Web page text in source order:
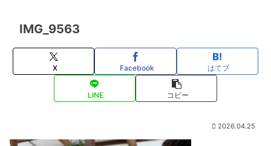
IMG_9563
X Facebook はてブ
LINE コピー
2026.04.25